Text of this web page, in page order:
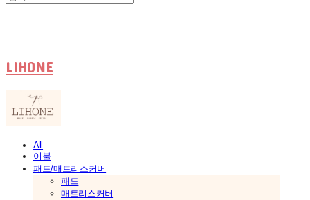
LIHONE
All
이불
패드/매트리스커버
패드
매트리스커버